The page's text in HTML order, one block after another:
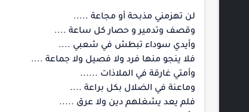
لن تهزمني مذبحة أو مجاعة .....
وقصف وتدمير و حصار كل ساعة ....
وأيدي سوداء تبطش في شعبي ....
فلا ينجو منها فرد ولا فصيل ولا جماعة ....
وأمتي غارقة في الملاذات ......
وماعنة في الضلال بكل براعة ....
فلم يعد يشغلهم دين ولا عرق .....